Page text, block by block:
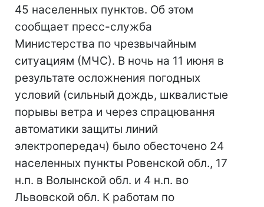
45 населенных пунктов. Об этом
сообщает пресс-служба
Министерства по чрезвычайным
ситуациям (МЧС). В ночь на 11 июня в
результате осложнения погодных
условий (сильный дождь, шквалистые
порывы ветра и через спрацювання
автоматики защиты линий
электропередач) было обесточено 24
населенных пункты Ровенской обл., 17
н.п. в Волынской обл. и 4 н.п. во
Львовской обл. К работам по